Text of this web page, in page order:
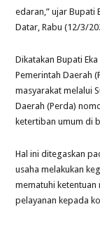
edaran,” ujar Bupati
Datar, Rabu (12/3/
Dikatakan Bupati
Pemerintah Daerah
masyarakat melalui
Daerah (Perda)
ketertiban umum di
Hal ini ditegaskan
usaha melakukan
mematuhi
pelayanan kepada